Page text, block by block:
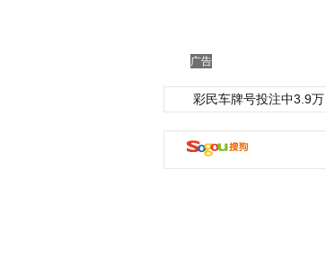
广告
彩民车牌号投注中3.9万